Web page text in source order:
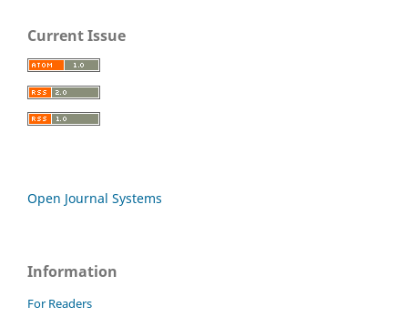
Current Issue
Open Journal Systems
Information
For Readers